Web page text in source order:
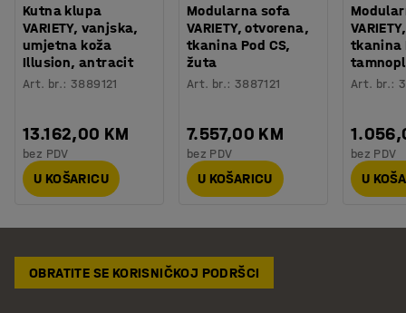
Kutna klupa
VARIETY, vanjska,
umjetna koža
Illusion, antracit
Art. br.:3889121
13.162,00 KM
bez PDV
U KOŠARICU
Modularna sofa
VARIETY, otvorena,
tkanina Pod CS,
žuta
Art. br.: 3887121
7.557,00 KM
bez PDV
U KOŠARICU
tkanina
Art. br.:
bez PDV
U
OBRATITE SE KORISNIČKOJ PODRŠCI